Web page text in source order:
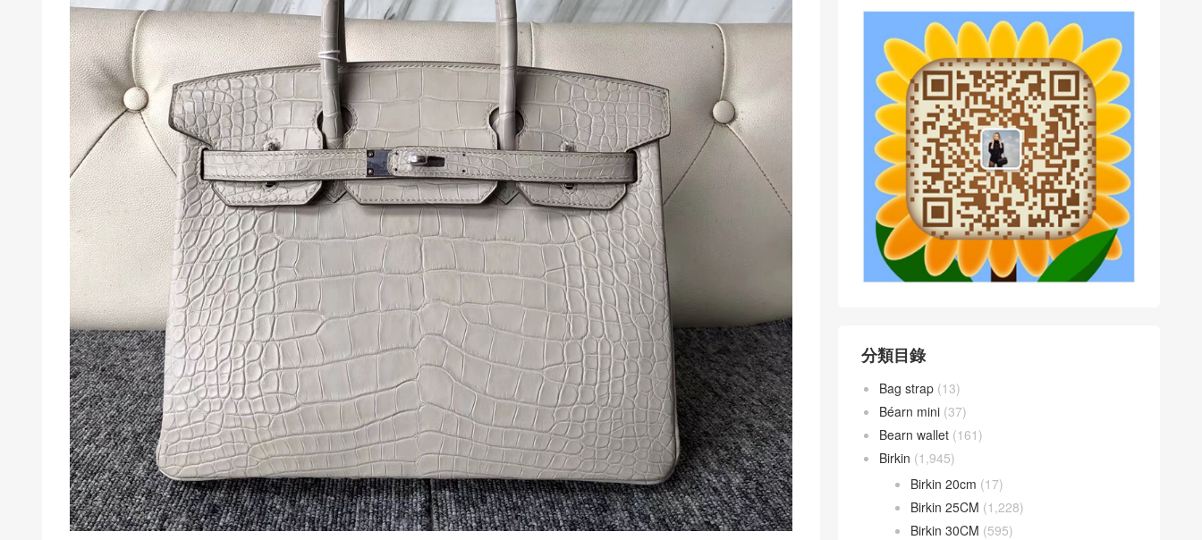
分類目錄
Bag strap (13)
Béarn mini (37)
Bearn wallet (161)
Birkin (1,945)
Birkin 20cm (17)
Birkin 25CM (1,228)
Birkin 30CM (595)